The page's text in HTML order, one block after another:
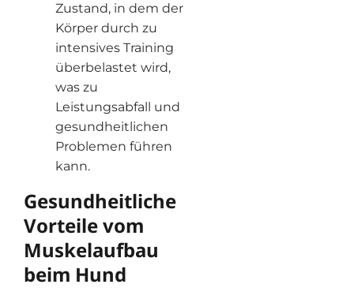
Zustand, in dem der
Körper durch zu
intensives Training
überbelastet wird,
was zu
Leistungsabfall und
gesundheitlichen
Problemen führen
kann.
Gesundheitliche
Vorteile vom
Muskelaufbau
beim Hund